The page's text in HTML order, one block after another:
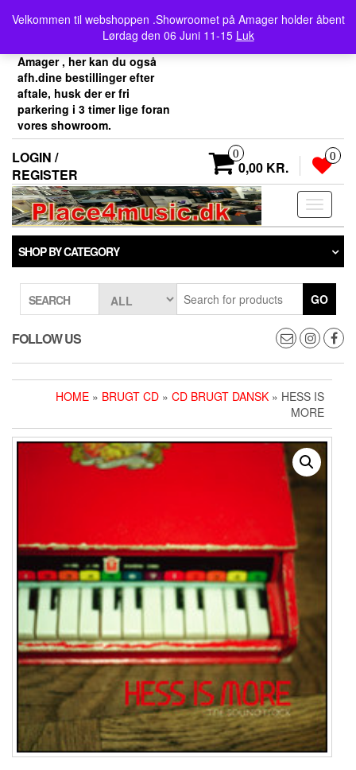
content
Velkommen til webshoppen .Showroomet på Amager holder åbent
Lørdag den 06 Juni 11-15 Luk
Velkommen her i
Place4music`s webshop .
Vores showroom ligger på
Amager , her kan du også
afh.dine bestillinger efter
aftale, husk der er fri
parkering i 3 timer lige foran
vores showroom.
LOGIN /
REGISTER
0
0,00 KR.
0
Toggle
SHOP BY CATEGORY
SEARCH GO
FOLLOW US
HOME » BRUGT CD » CD BRUGT DANSK » HESS IS
MORE